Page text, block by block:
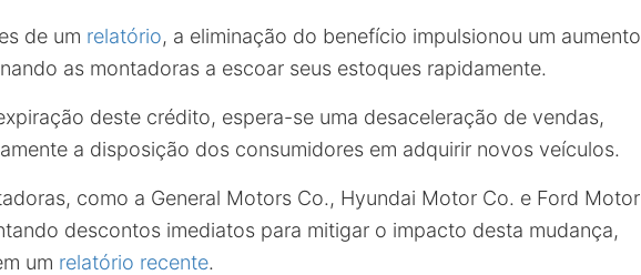
de um relatório, a eliminação do benefício impulsionou um aumento
as montadoras a escoar seus estoques rapidamente.
deste crédito, espera-se uma desaceleração de vendas,
a disposição dos consumidores em adquirir novos veículos.
como a General Motors Co., Hyundai Motor Co. e Ford Motor
descontos imediatos para mitigar o impacto desta mudança,
um relatório recente.